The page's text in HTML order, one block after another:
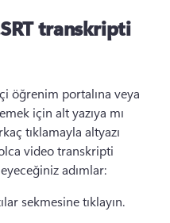
transkripti
öğrenim portalına veya
için alt yazıya mı
tıklamayla altyazı
video transkripti
adımlar:
sekmesine tıklayın.